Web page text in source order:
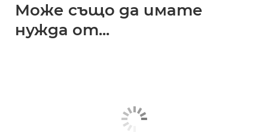
Може също да имате
нужда от...